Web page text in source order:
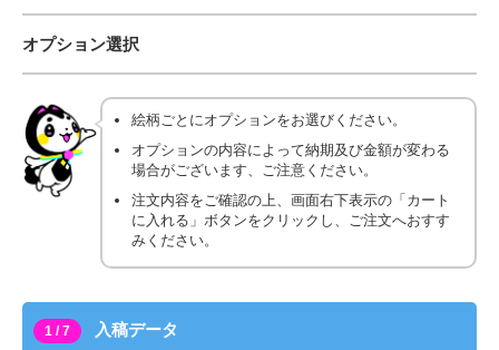
オプション選択
絵柄ごとにオプションをお選びください。
オプションの内容によって納期及び金額が変わる
場合がございます、ご注意ください。
注文内容をご確認の上、画面右下表示の「カート
に入れる」ボタンをクリックし、ご注文へおすす
みください。
1 / 7 入稿データ